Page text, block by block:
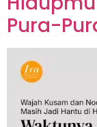
Pura-